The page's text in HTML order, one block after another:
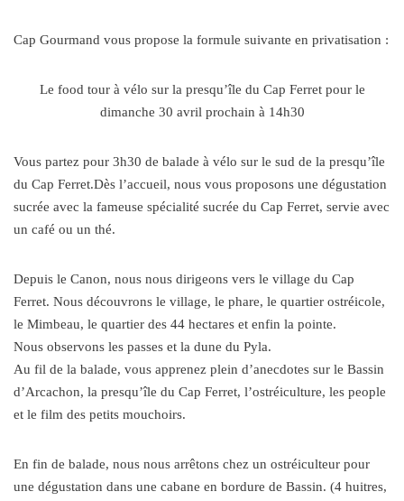
Cap Gourmand vous propose la formule suivante en privatisation :
Le food tour à vélo sur la presqu’île du Cap Ferret pour le
dimanche 30 avril prochain à 14h30
Vous partez pour 3h30 de balade à vélo sur le sud de la presqu’île
du Cap Ferret.Dès l’accueil, nous vous proposons une dégustation
sucrée avec la fameuse spécialité sucrée du Cap Ferret, servie avec
un café ou un thé.
Depuis le Canon, nous nous dirigeons vers le village du Cap
Ferret. Nous découvrons le village, le phare, le quartier ostréicole,
le Mimbeau, le quartier des 44 hectares et enfin la pointe.
Nous observons les passes et la dune du Pyla.
Au fil de la balade, vous apprenez plein d’anecdotes sur le Bassin
d’Arcachon, la presqu’île du Cap Ferret, l’ostréiculture, les people
et le film des petits mouchoirs.
En fin de balade, nous nous arrêtons chez un ostréiculteur pour
une dégustation dans une cabane en bordure de Bassin. (4 huitres,